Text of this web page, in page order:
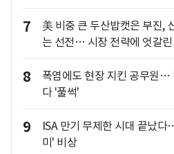
7
美 비중 큰 두산밥캣은 부진,
는 선전… 시장 전략에 엇갈린
8
폭염에도 현장 지킨 공무원…
다 '풀썩'
9
ISA 만기 무제한 시대 끝났
미' 비상